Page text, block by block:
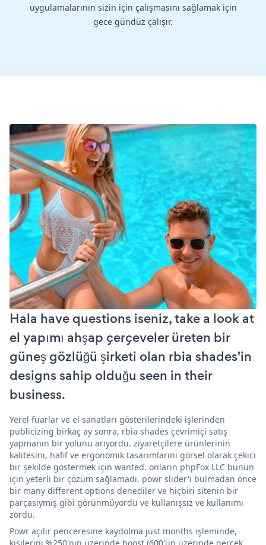
uygulamalarının sizin için çalışmasını sağlamak için
gece gündüz çalışır.
Hala have questions iseniz, take a look at
el yapımı ahşap çerçeveler üreten bir
güneş gözlüğü şirketi olan rbia shades'in
designs sahip olduğu seen in their
business.
Yerel fuarlar ve el sanatları gösterilerindeki işlerinden
publicizing birkaç ay sonra, rbia shades çevrimiçi satış
yapmanın bir yolunu arıyordu. ziyaretçilere ürünlerinin
kalitesini, hafif ve ergonomik tasarımlarını görsel olarak çekici
bir şekilde göstermek için wanted. onların phpFox LLC bunun
için yeterli bir çözüm sağlamadı. powr slider'ı bulmadan önce
bir many different options denediler ve hiçbiri sitenin bir
parçasıymış gibi görünmüyordu ve kullanışsız ve kullanımı
zordu.
Powr açılır penceresine kaydolma just months işleminde,
kişilerini %250'nin üzerinde boost (600'ün üzerinde gerçek